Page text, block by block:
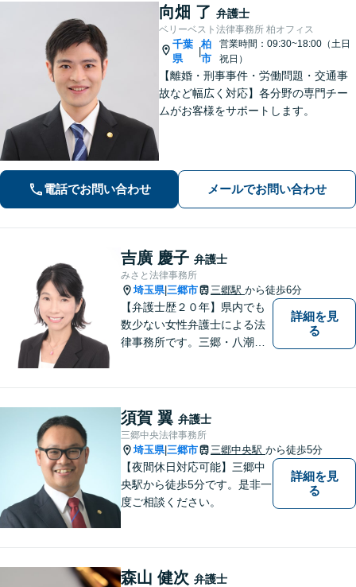
向畑 了 弁護士
ベリーベスト法律事務所 柏オフィス
千葉
県
|
柏
市
営業時間：09:30~18:00（土日
祝日）
【離婚・刑事事件・労働問題・交通事
故など幅広く対応】各分野の専門チー
ムがお客様をサポートします。
電話でお問い合わせ メールでお問い合わせ
吉廣 慶子 弁護士
みさと法律事務所
埼玉県| 三郷市 三郷駅 から徒歩6分
【弁護士歴２０年】県内でも
数少ない女性弁護士による法
律事務所です。三郷・八潮・
詳細を見
る
須賀 翼 弁護士
三郷中央法律事務所
埼玉県| 三郷市 三郷中央駅 から徒歩5分
【夜間休日対応可能】三郷中
央駅から徒歩5分です。是非一
度ご相談ください。
詳細を見
る
森山 健次 弁護士